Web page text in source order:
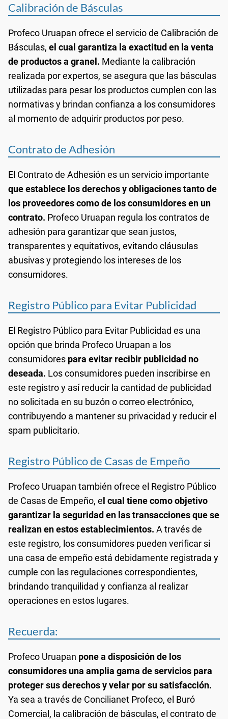
Calibración de Básculas
Profeco Uruapan ofrece el servicio de Calibración de
Básculas, el cual garantiza la exactitud en la venta
de productos a granel. Mediante la calibración
realizada por expertos, se asegura que las básculas
utilizadas para pesar los productos cumplen con las
normativas y brindan confianza a los consumidores
al momento de adquirir productos por peso.
Contrato de Adhesión
El Contrato de Adhesión es un servicio importante
que establece los derechos y obligaciones tanto de
los proveedores como de los consumidores en un
contrato. Profeco Uruapan regula los contratos de
adhesión para garantizar que sean justos,
transparentes y equitativos, evitando cláusulas
abusivas y protegiendo los intereses de los
consumidores.
Registro Público para Evitar Publicidad
El Registro Público para Evitar Publicidad es una
opción que brinda Profeco Uruapan a los
consumidores para evitar recibir publicidad no
deseada. Los consumidores pueden inscribirse en
este registro y así reducir la cantidad de publicidad
no solicitada en su buzón o correo electrónico,
contribuyendo a mantener su privacidad y reducir el
spam publicitario.
Registro Público de Casas de Empeño
Profeco Uruapan también ofrece el Registro Público
de Casas de Empeño, e l cual tiene como objetivo
garantizar la seguridad en las transacciones que se
realizan en estos establecimientos. A través de
este registro, los consumidores pueden verificar si
una casa de empeño está debidamente registrada y
cumple con las regulaciones correspondientes,
brindando tranquilidad y confianza al realizar
operaciones en estos lugares.
Recuerda:
Profeco Uruapan pone a disposición de los
consumidores una amplia gama de servicios para
proteger sus derechos y velar por su satisfacción.
Ya sea a través de Concilianet Profeco, el Buró
Comercial, la calibración de básculas, el contrato de